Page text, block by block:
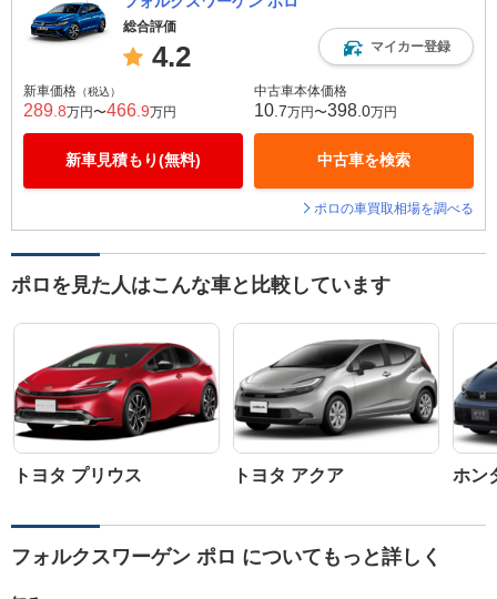
総合評価
4.2 マイカー登録
新車価格 （税込）
289 .8万円〜466 .9万円
新車見積もり(無料)
中古車本体価格
10 .7万円〜398 .0万円
中古車を検索
ポロの車買取相場を調べる
ポロを見た人はこんな車と比較しています
トヨタ プリウス トヨタ アクア ホン
フォルクスワーゲン ポロ についてもっと詳しく